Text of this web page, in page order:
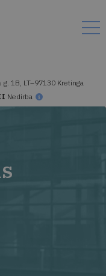
g. 1B, LT–97130 Kretinga
Nedirba